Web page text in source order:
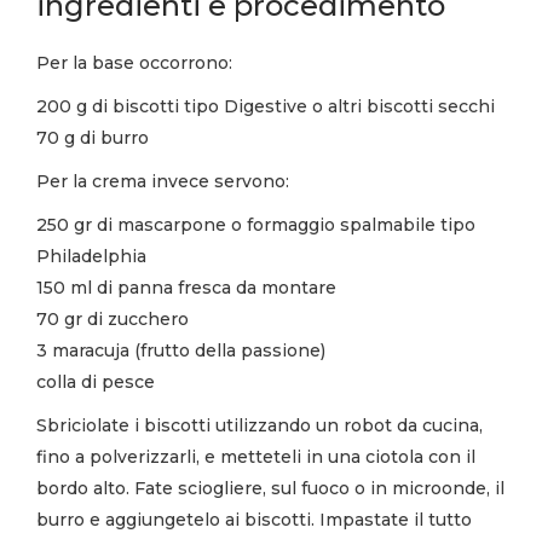
Per la base occorrono:
200 g di biscotti tipo Digestive o altri biscotti secchi
70 g di burro
Per la crema invece servono:
250 gr di mascarpone o formaggio spalmabile tipo
Philadelphia
150 ml di panna fresca da montare
70 gr di zucchero
3 maracuja (frutto della passione)
colla di pesce
Sbriciolate i biscotti utilizzando un robot da cucina,
fino a polverizzarli, e metteteli in una ciotola con il
bordo alto. Fate sciogliere, sul fuoco o in microonde, il
burro e aggiungetelo ai biscotti. Impastate il tutto